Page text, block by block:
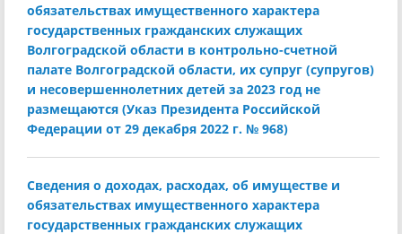
обязательствах имущественного характера
государственных гражданских служащих
Волгоградской области в контрольно-счетной
палате Волгоградской области, их супруг (супругов)
и несовершеннолетних детей за 2023 год не
размещаются (Указ Президента Российской
Федерации от 29 декабря 2022 г. № 968)
Сведения о доходах, расходах, об имуществе и
обязательствах имущественного характера
государственных гражданских служащих